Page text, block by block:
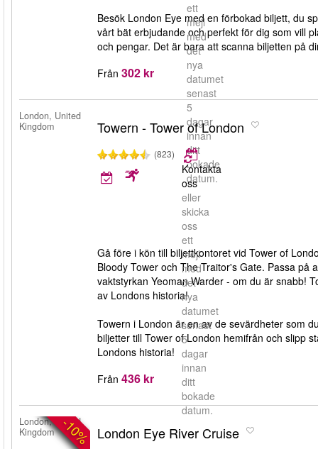
ett
mejl
med
det
nya
datumet
senast
5
dagar
innan
ditt
bokade
datum.
Besök London Eye med en förbokad biljett, du
vårt bät erbjudande och perfekt för dig som vill
och pengar. Det är bara att scanna biljetten på
Från 302 kr
London, United
Kingdom
Towern - Tower of London
(823)
Kontakta
oss
eller
skicka
oss
ett
mejl
med
det
nya
datumet
senast
5
dagar
innan
ditt
bokade
datum.
Gå före i kön till biljettkontoret vid Tower of
Bloody Tower och The Traitor's Gate. Passa
vaktstyrkan Yeoman Warder - om du är snabb!
av Londons historia!
Towern i London är en av de sevärdheter som
biljetter till Tower of London hemifrån och slipp
Londons historia!
Från 436 kr
-10%
London, United
Kingdom
London Eye River Cruise